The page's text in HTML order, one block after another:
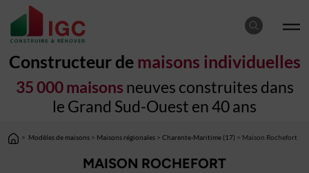
Constructeur de maisons individuelles
35 000 maisons neuves construites dans
le Grand Sud-Ouest en 40 ans
> Modèles de maisons > Maisons régionales > Charente-Maritime (17) > Maison Rochefort
MAISON ROCHEFORT